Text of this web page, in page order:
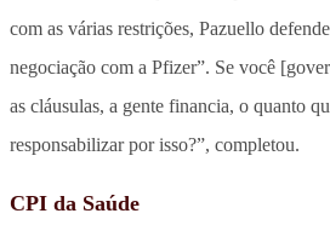
com as várias restrições, Pazuello
negociação com a Pfizer”. Se você
as cláusulas, a gente financia, o quanto
responsabilizar por isso?”, completou.
CPI da Saúde